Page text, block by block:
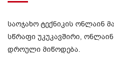
საოჯახო ტექნიკის ონლაინ
სწრაფი უკუკავშირი,
დროული მიწოდება.